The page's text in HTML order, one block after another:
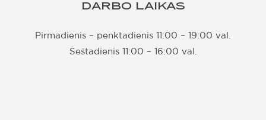
DARBO LAIKAS
Pirmadienis – penktadienis 11:00 – 19:00 val.
Šeštadienis 11:00 – 16:00 val.